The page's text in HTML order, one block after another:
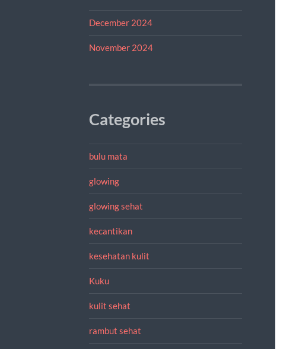
December 2024
November 2024
Categories
bulu mata
glowing
glowing sehat
kecantikan
kesehatan kulit
Kuku
kulit sehat
rambut sehat